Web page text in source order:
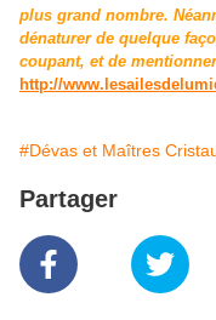
plus grand nombre.
dénaturer de quelque
coupant, et de
http://
#Dévas et Maîtres
Partager